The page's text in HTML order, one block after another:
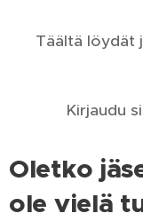
Täältä löydät
Kirjaudu
Oletko
ole vielä